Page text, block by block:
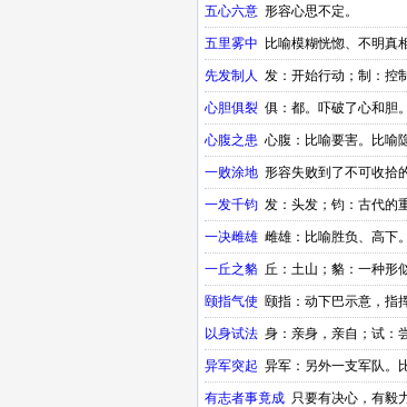
五心六意 形容心思不定。
五里雾中 比喻模糊恍惚、不明真
先发制人 发：开始行动；制：控
心胆俱裂 俱：都。吓破了心和胆
心腹之患 心腹：比喻要害。比喻
一败涂地 形容失败到了不可收拾
一发千钧 发：头发；钧：古代的
一决雌雄 雌雄：比喻胜负、高下
一丘之貉 丘：土山；貉：一种形
颐指气使 颐指：动下巴示意，指
度。有关汉朝成语
以身试法 身：亲身，亲自；试：
异军突起 异军：另外一支军队。
有志者事竟成 只要有决心，有毅